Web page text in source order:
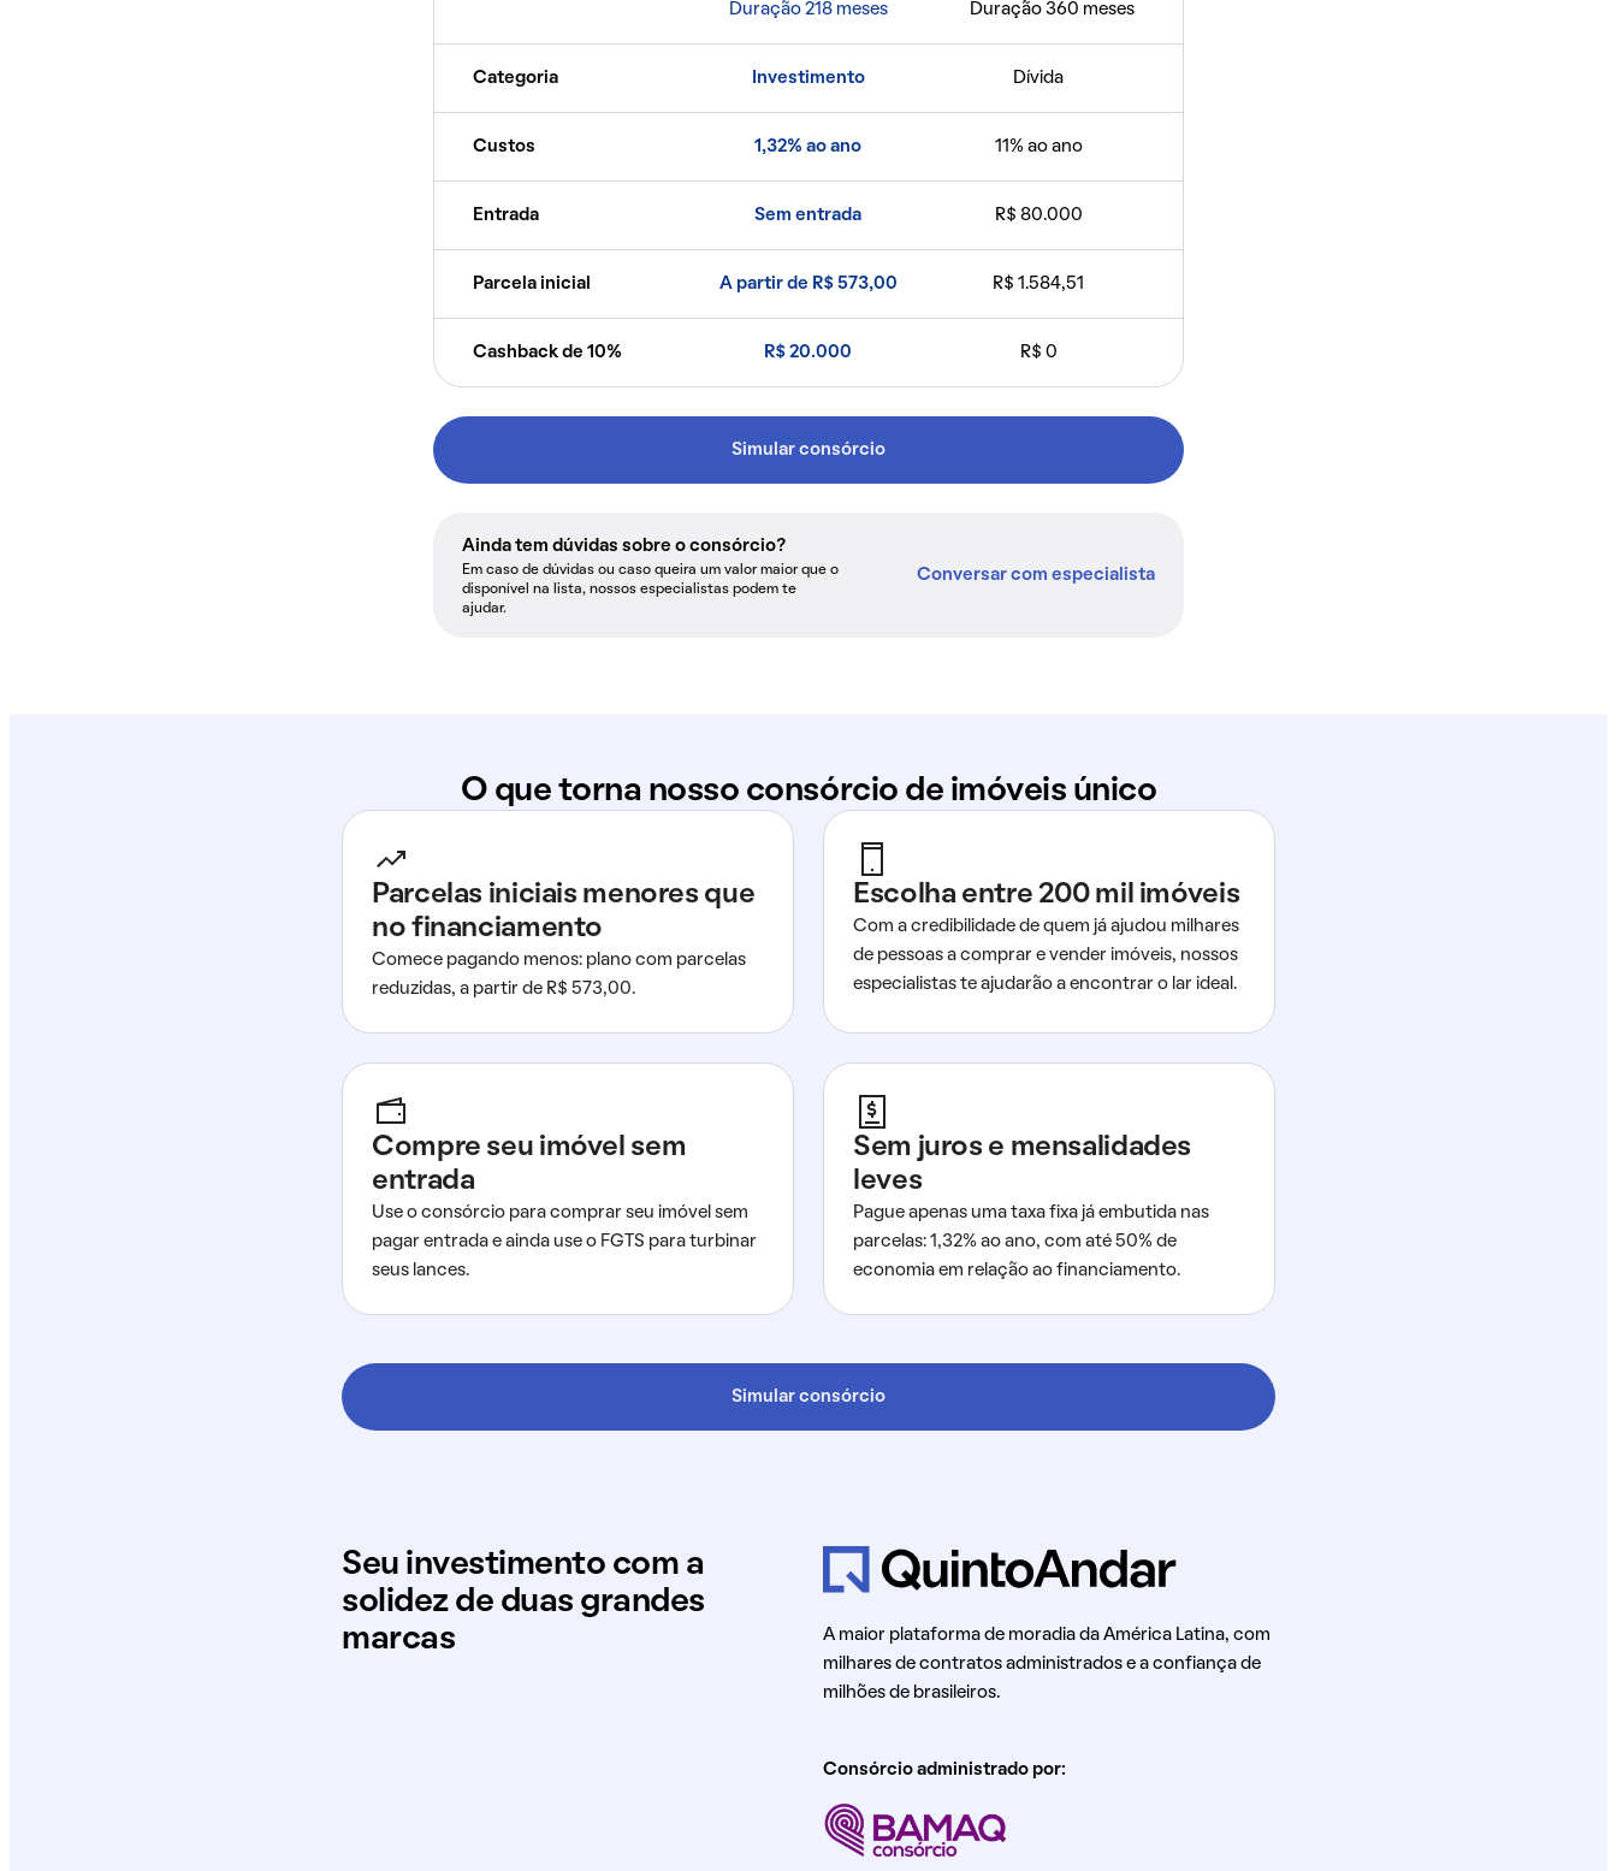
Duração 218 meses
Duração 360 meses
Categoria Investimento Dívida
Custos 1,32% ao ano 11% ao ano
Entrada Sem entrada R$ 80.000
Parcela inicial A partir de R$ 573,00 R$ 1.584,51
Cashback de 10% R$ 20.000 R$ 0
Simular consórcio
Ainda tem dúvidas sobre o consórcio?
Em caso de dúvidas ou caso queira um valor maior que o
disponível na lista, nossos especialistas podem te
ajudar.
Conversar com especialista
O que torna nosso consórcio de imóveis único
Parcelas iniciais menores que
no financiamento
Comece pagando menos: plano com parcelas
reduzidas, a partir de R$ 573,00.
Escolha entre 200 mil imóveis
Com a credibilidade de quem já ajudou milhares
de pessoas a comprar e vender imóveis, nossos
especialistas te ajudarão a encontrar o lar ideal.
Compre seu imóvel sem
entrada
Use o consórcio para comprar seu imóvel sem
pagar entrada e ainda use o FGTS para turbinar
seus lances.
Sem juros e mensalidades
leves
Pague apenas uma taxa fixa já embutida nas
parcelas: 1,32% ao ano, com até 50% de
economia em relação ao financiamento.
Simular consórcio
Seu investimento com a
solidez de duas grandes
marcas
A maior plataforma de moradia da América Latina, com
milhares de contratos administrados e a confiança de
milhões de brasileiros.
Consórcio administrado por: